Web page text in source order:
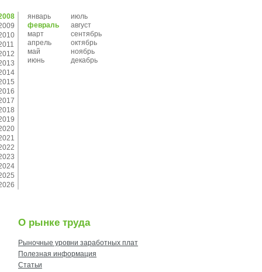
январь
июль
февраль
август
март
сентябрь
апрель
октябрь
май
ноябрь
июнь
декабрь
О рынке труда
Рыночные уровни заработных плат
Полезная информация
Статьи